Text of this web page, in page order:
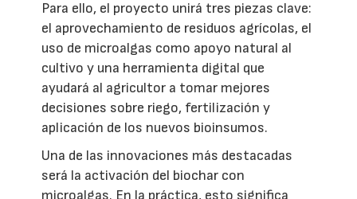
Para ello, el proyecto unirá tres piezas clave:
el aprovechamiento de residuos agrícolas, el
uso de microalgas como apoyo natural al
cultivo y una herramienta digital que
ayudará al agricultor a tomar mejores
decisiones sobre riego, fertilización y
aplicación de los nuevos bioinsumos.
Una de las innovaciones más destacadas
será la activación del biochar con
microalgas. En la práctica, esto significa